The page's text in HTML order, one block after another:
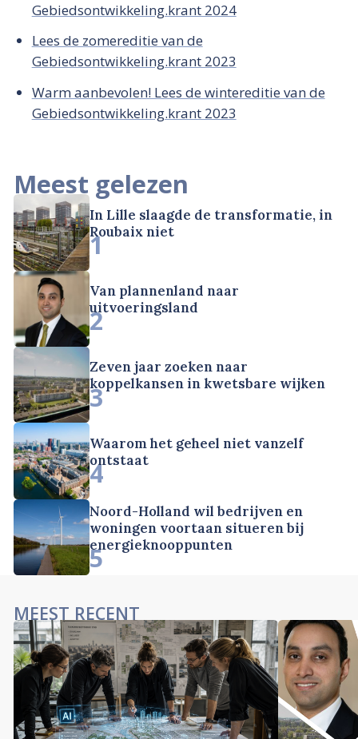
Gebiedsontwikkeling.krant 2024
Lees de zomereditie van de
Gebiedsontwikkeling.krant 2023
Warm aanbevolen! Lees de wintereditie van de
Gebiedsontwikkeling.krant 2023
Meest gelezen
In Lille slaagde de transformatie, in
Roubaix niet
1
Van plannenland naar
uitvoeringsland
2
Zeven jaar zoeken naar
koppelkansen in kwetsbare wijken
3
Waarom het geheel niet vanzelf
ontstaat
4
Noord-Holland wil bedrijven en
woningen voortaan situeren bij
energieknooppunten
5
MEEST RECENT